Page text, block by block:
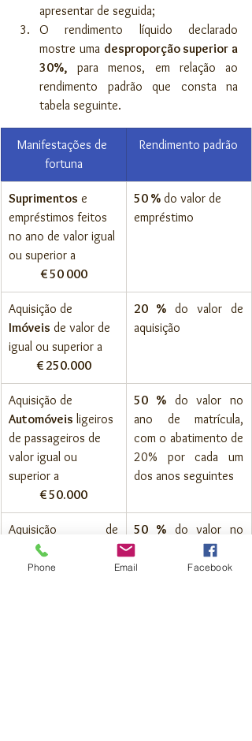
apresentar de seguida;
O rendimento líquido declarado
mostre uma desproporção superior a
30%, para menos, em relação ao
rendimento padrão que consta na
tabela seguinte.
Manifestações de
fortuna
Rendimento padrão
Suprimentos e
empréstimos feitos
no ano de valor igual
ou superior a
€ 50 000
50 % do valor de
empréstimo
Aquisição de
Imóveis de valor de
igual ou superior a
€ 250.000
20 % do valor de
aquisição
Aquisição de
Automóveis ligeiros
de passageiros de
valor igual ou
superior a
€ 50.000
50 % do valor no
ano de matrícula,
com o abatimento de
20% por cada um
dos anos seguintes
motociclos
de valor
igual ou superiora
50 % do valor no
ano de matrícula,
com o abatimento de
Phone Email Facebook